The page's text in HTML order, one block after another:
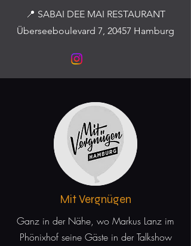
📍 SABAI DEE MAI RESTAURANT
Überseeboulevard 7, 20457 Hamburg
Mit Vergnügen
Ganz in der Nähe, wo Markus Lanz im
Phönixhof seine Gäste in der Talkshow